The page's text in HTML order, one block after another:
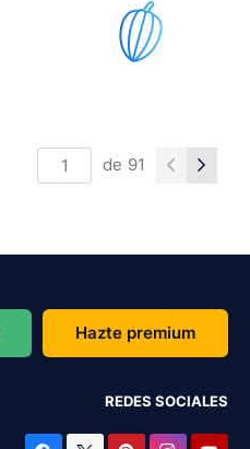
de 91
Hazte premium
REDES SOCIALES